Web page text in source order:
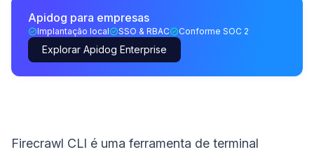
Apidog para empresas
Implantação local SSO & RBAC Conforme SOC 2
Explorar Apidog Enterprise
Firecrawl CLI é uma ferramenta de terminal